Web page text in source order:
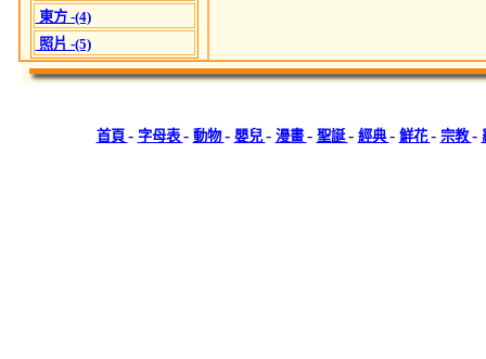
東方 -(4)
照片 -(5)
首頁 - 字母表 - 動物- 嬰兒- 漫畫- 聖誕- 經典- 鮮花- 宗教-